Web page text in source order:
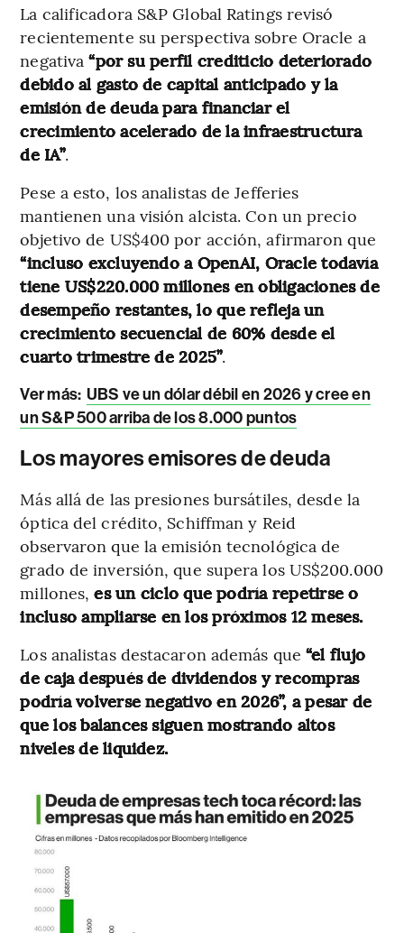
La calificadora S&P Global Ratings revisó
recientemente su perspectiva sobre Oracle a
negativa“por su perfil crediticio deteriorado
debido al gasto de capital anticipado y la
emisión de deuda para financiar el
crecimiento acelerado de la infraestructura
de IA”.
Pese a esto, los analistas de Jefferies
mantienen una visión alcista. Con un precio
objetivo de US$400 por acción, afirmaron que
“incluso excluyendo a OpenAI, Oracle todavía
tiene US$220.000 millones en obligaciones de
desempeño restantes, lo que refleja un
crecimiento secuencial de 60% desde el
cuarto trimestre de 2025”.
Ver más: UBS ve un dólar débil en 2026 y cree en
un S&P 500 arriba de los 8.000 puntos
Los mayores emisores de deuda
Más allá de las presiones bursátiles, desde la
óptica del crédito, Schiffman y Reid
observaron que la emisión tecnológica de
grado de inversión, que supera los US$200.000
millones,es un ciclo que podría repetirse o
incluso ampliarse en los próximos 12 meses.
Los analistas destacaron además que “el flujo
de caja después de dividendos y recompras
podría volverse negativo en 2026”, a pesar de
que los balances siguen mostrando altos
niveles de liquidez.